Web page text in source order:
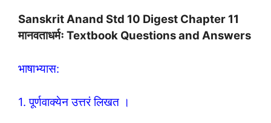
Sanskrit Anand Std 10 Digest Chapter 11
मानवताधर्मः Textbook Questions and Answers
भाषाभ्यास:
1. पूर्णवाक्येन उत्तरं लिखत ।